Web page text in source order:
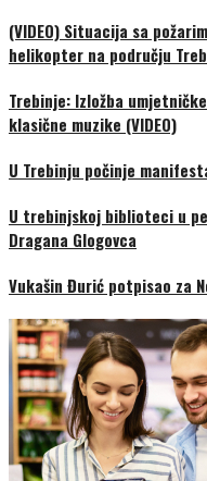
(VIDEO) Situacija sa
helikopter na području
Trebinje: Izložba
klasične muzike (VIDEO)
U Trebinju počinje
U trebinjskoj biblioteci u
Dragana Glogovca
Vukašin Đurić potpisao za